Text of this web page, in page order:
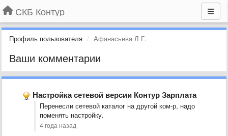
СКБ Контур
Профиль пользователя Афанасьева Л Г.
Ваши комментарии
Настройка сетевой версии Контур Зарплата
Перенесли сетевой каталог на другой ком-р, надо
поменять настройку.
4 года назад